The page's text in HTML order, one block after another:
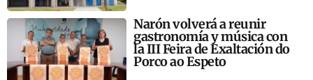
Narón volverá a reunir
gastronomía y música con
la III Feira de Exaltación do
Porco ao Espeto